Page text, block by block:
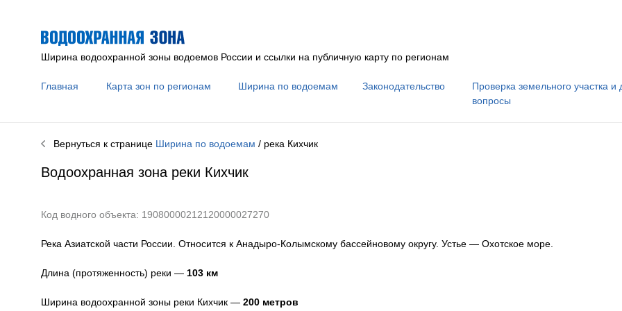
Ширина водоохранной зоны водоемов России и ссылки на публичную карту по регионам
Главная Карта зон по регионам Ширина по водоемам Законодательство
Проверка земельного участка и
вопросы
Вернуться к странице Ширина по водоемам / рекаКихчик
Водоохранная зона реки Кихчик
Код водного объекта: 19080000212120000027270
Река Азиатской части России. Относится к Анадыро-Колымскому бассейновому округу. Устье — Охотское море.
Длина (протяженность) реки — 103км
Ширина водоохранной зоны реки Кихчик— 200 метров